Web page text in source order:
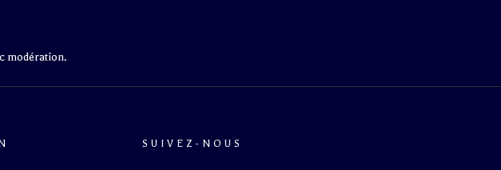
modération.
SUIVEZ-NOUS